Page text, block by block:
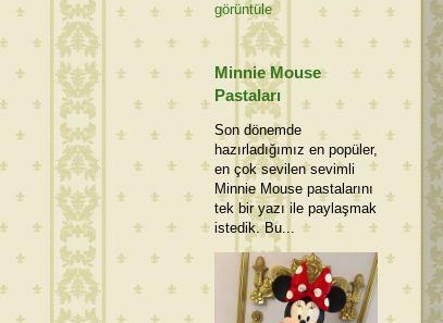
görüntüle
Minnie Mouse
Pastaları
Son dönemde
hazırladığımız en popüler,
en çok sevilen sevimli
Minnie Mouse pastalarını
tek bir yazı ile paylaşmak
istedik. Bu...